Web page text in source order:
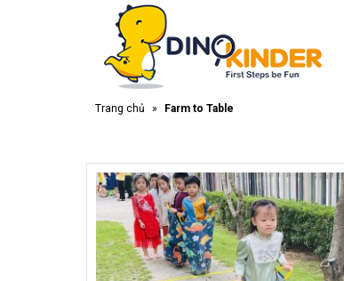
Trang chủ » Farm to Table